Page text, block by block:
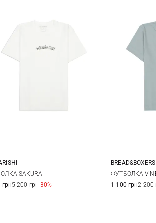
M
SAKURA
грн5 200 грн-30%
S
BREAD&BOXERS
ФУТБОЛКА V-
1 100 грн2 200